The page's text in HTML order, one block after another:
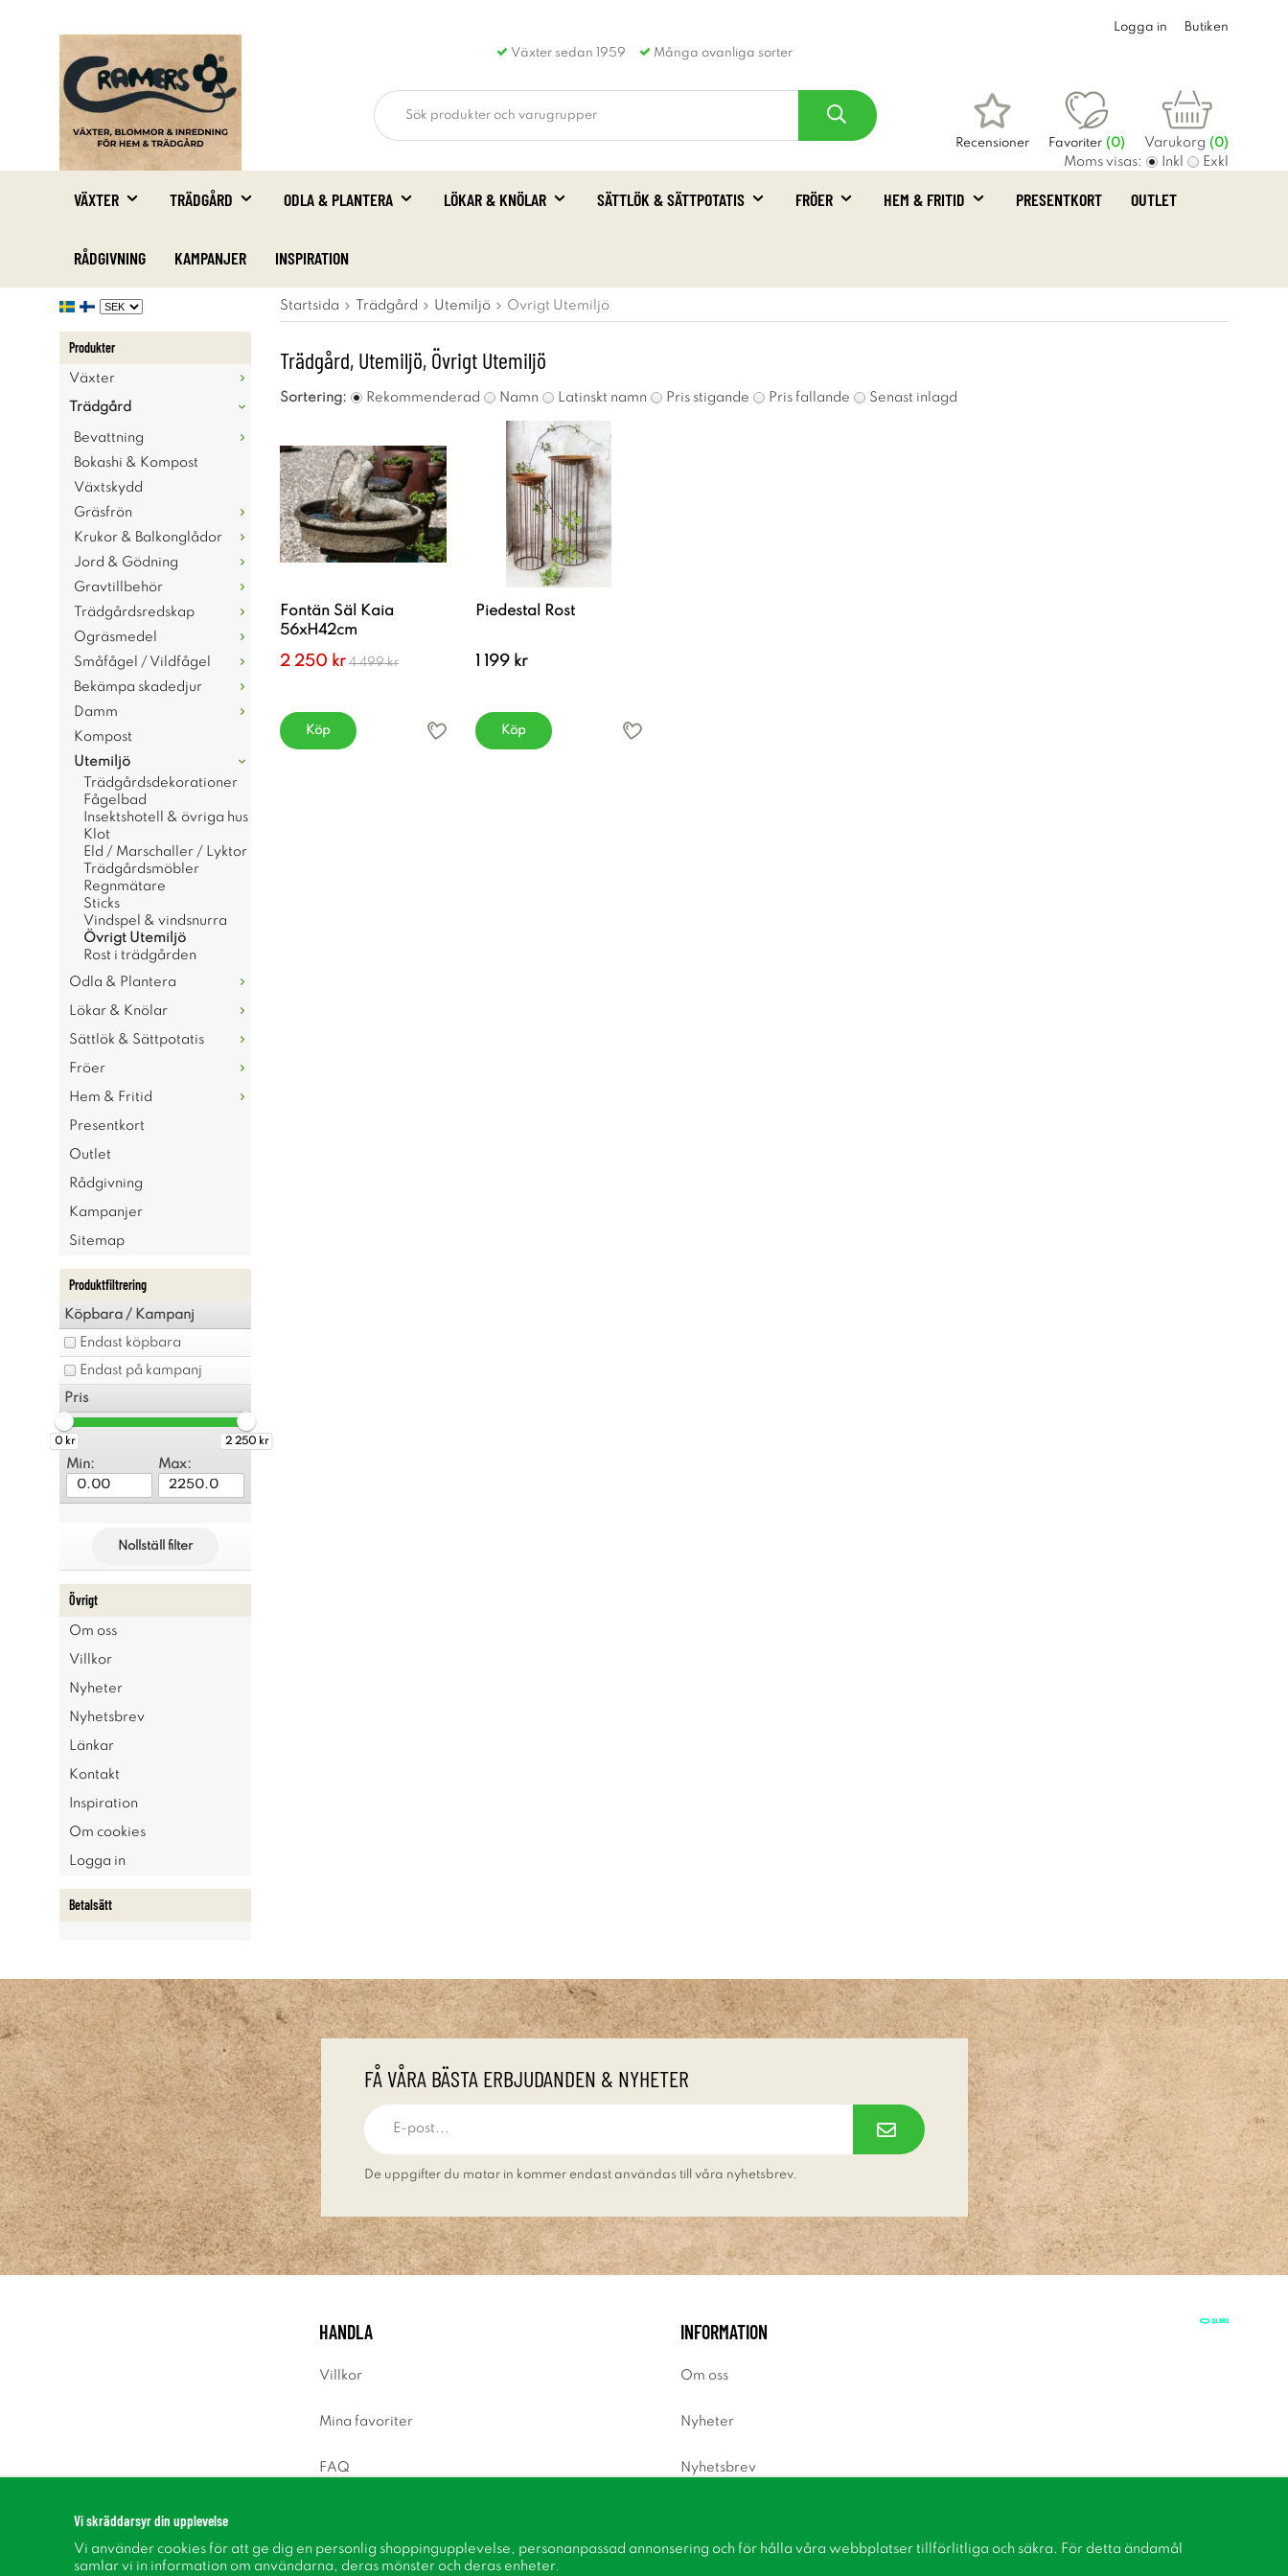
Växter sedan 1959 Många ovanliga sorter
Logga in Butiken
Recensioner Favoriter (0) Varukorg (0)
Moms visas: Inkl Exkl
VÄXTER TRÄDGÅRD ODLA & PLANTERA LÖKAR & KNÖLAR SÄTTLÖK & SÄTTPOTATIS FRÖER HEM & FRITID PRESENTKORT OUTLET
RÅDGIVNING KAMPANJER INSPIRATION
Produkter
Växter
Trädgård
Bevattning
Bokashi & Kompost
Växtskydd
Gräsfrön
Krukor & Balkonglådor
Jord & Gödning
Gravtillbehör
Trädgårdsredskap
Ogräsmedel
Småfågel / Vildfågel
Bekämpa skadedjur
Damm
Kompost
Utemiljö
Trädgårdsdekorationer
Fågelbad
Insektshotell & övriga hus
Klot
Eld / Marschaller / Lyktor
Trädgårdsmöbler
Regnmätare
Sticks
Vindspel & vindsnurra
Övrigt Utemiljö
Rost i trädgården
Odla & Plantera
Lökar & Knölar
Sättlök & Sättpotatis
Fröer
Hem & Fritid
Presentkort
Outlet
Rådgivning
Kampanjer
Sitemap
Produktfiltrering
Köpbara / Kampanj
Endast köpbara
Endast på kampanj
Pris
0 kr 2 250 kr
Min: Max:
Nollställ filter
Övrigt
Om oss
Villkor
Nyheter
Nyhetsbrev
Länkar
Kontakt
Inspiration
Om cookies
Logga in
Betalsätt
Startsida Trädgård Utemiljö Övrigt Utemiljö
Trädgård, Utemiljö, Övrigt Utemiljö
Sortering: Rekommenderad Namn Latinskt namn Pris stigande Pris fallande Senast inlagd
Fontän Säl Kaia
56xH42cm
2 250 kr 4 499 kr
Köp
Piedestal Rost
1 199 kr
Köp
FÅ VÅRA BÄSTA ERBJUDANDEN & NYHETER
De uppgifter du matar in kommer endast användas till våra nyhetsbrev.
HANDLA
Villkor
Mina favoriter
FAQ
INFORMATION
Om oss
Nyheter
Nyhetsbrev
Inspiration
Vi skräddarsyr din upplevelse
Vi använder cookies för att ge dig en personlig shoppingupplevelse, personanpassad annonsering och för hålla våra webbplatser tillförlitliga och säkra. För detta ändamål
samlar vi in information om användarna, deras mönster och deras enheter.